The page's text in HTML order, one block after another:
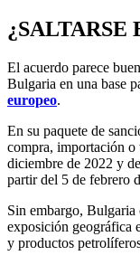
¿SALTARSE
El acuerdo parece
Bulgaria en una base
europeo.
En su paquete de
compra, importación o
diciembre de 2022 y
partir del 5 de febrero
Sin embargo,
exposición geográfica
y productos